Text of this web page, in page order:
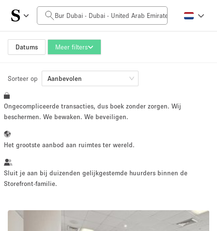
Datums Meer filters
Prijs per dag
0AED
Grootte ruimte
10 m² 500+ m²
~ 13 mensen
Sorteer op Aanbevolen
Ongecompliceerde transacties, dus boek zonder zorgen. Wij
beschermen. We bewaken. We beveiligen.
Het grootste aanbod aan ruimtes ter wereld.
Sluit je aan bij duizenden gelijkgestemde huurders binnen de
Storefront-familie.